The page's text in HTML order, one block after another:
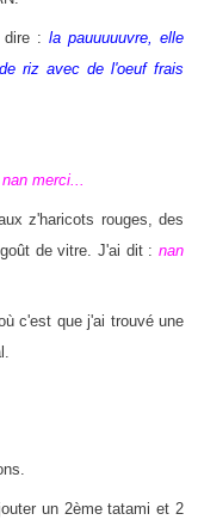
dire :la pauuuuuvre, elle
riz avec de l'oeuf frais
nan merci...
z'haricots rouges, des
de vitre. J'ai dit : nan
c'est que j'ai trouvé une
un 2ème tatami et 2